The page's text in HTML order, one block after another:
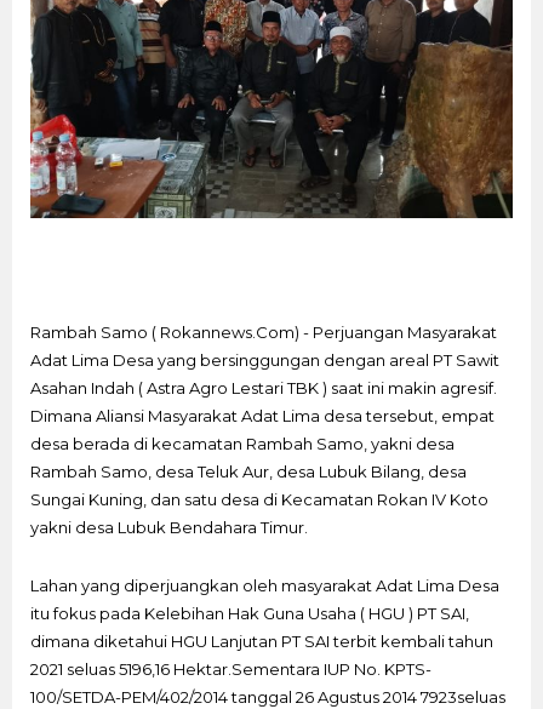
Rambah Samo ( Rokannews.Com) - Perjuangan Masyarakat
Adat Lima Desa yang bersinggungan dengan areal PT Sawit
Asahan Indah ( Astra Agro Lestari TBK ) saat ini makin agresif.
Dimana Aliansi Masyarakat Adat Lima desa tersebut, empat
desa berada di kecamatan Rambah Samo, yakni desa
Rambah Samo, desa Teluk Aur, desa Lubuk Bilang, desa
Sungai Kuning, dan satu desa di Kecamatan Rokan IV Koto
yakni desa Lubuk Bendahara Timur.
Lahan yang diperjuangkan oleh masyarakat Adat Lima Desa
itu fokus pada Kelebihan Hak Guna Usaha ( HGU ) PT SAI,
dimana diketahui HGU Lanjutan PT SAI terbit kembali tahun
2021 seluas 5196,16 Hektar.Sementara IUP No. KPTS-
100/SETDA-PEM/402/2014 tanggal 26 Agustus 2014 7923seluas